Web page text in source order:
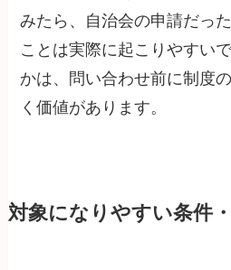
みたら、自治会の申請だっ
ことは実際に起こりやすい
かは、問い合わせ前に制度
く価値があります。
対象になりやすい条件